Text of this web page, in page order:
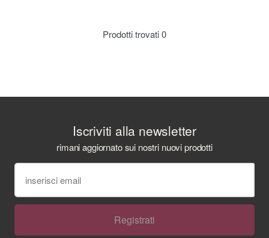
Prodotti trovati0
Iscriviti alla newsletter
rimani aggiornato sui nostri nuovi prodotti
Registrati